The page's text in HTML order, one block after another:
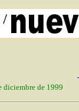
diciembre de 1999